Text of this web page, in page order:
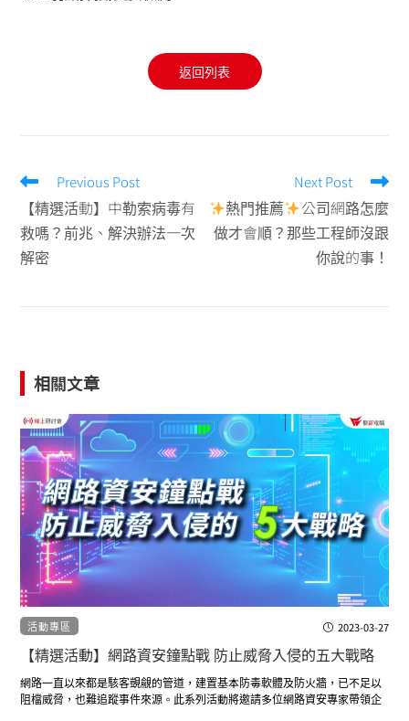
返回列表
Previous Post
【精選活動】中勒索病毒有
救嗎？前兆、解決辦法一次
解密
Next Post
熱門推薦
公司網路怎麼
做才會順？那些工程師沒跟
你說的事！
相關文章
活動專區 2023-03-27
【精選活動】網路資安鐘點戰 防止威脅入侵的五大戰略
網路一直以來都是駭客覬覦的管道，建置基本防毒軟體及防火牆，已不足以
阻檔威脅，也難追蹤事件來源。此系列活動將邀請多位網路資安專家帶領企